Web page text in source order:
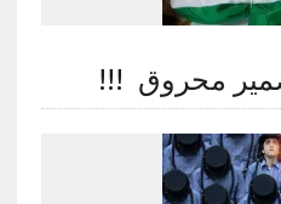
محروق !!!